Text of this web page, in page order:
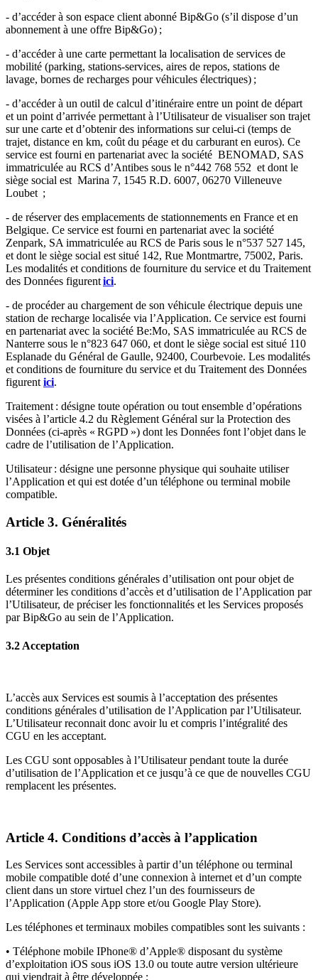
- d’accéder à son espace client abonné Bip&Go (s’il dispose d’un
abonnement à une offre Bip&Go) ;
- d’accéder à une carte permettant la localisation de services de
mobilité (parking, stations-services, aires de repos, stations de
lavage, bornes de recharges pour véhicules électriques) ;
- d’accéder à un outil de calcul d’itinéraire entre un point de départ
et un point d’arrivée permettant à l’Utilisateur de visualiser son trajet
sur une carte et d’obtenir des informations sur celui-ci (temps de
trajet, distance en km, coût du péage et du carburant en euros). Ce
service est fourni en partenariat avec la société BENOMAD, SAS
immatriculée au RCS d’Antibes sous le n°442 768 552 et dont le
siège social est Marina 7, 1545 R.D. 6007, 06270 Villeneuve
Loubet ;
- de réserver des emplacements de stationnements en France et en
Belgique. Ce service est fourni en partenariat avec la société
Zenpark, SA immatriculée au RCS de Paris sous le n°537 527 145,
et dont le siège social est situé 142, Rue Montmartre, 75002, Paris.
Les modalités et conditions de fourniture du service et du Traitement
des Données figurentici.
- de procéder au chargement de son véhicule électrique depuis une
station de recharge localisée via l’Application. Ce service est fourni
en partenariat avec la société Be:Mo, SAS immatriculée au RCS de
Nanterre sous le n°823 647 060, et dont le siège social est situé 110
Esplanade du Général de Gaulle, 92400, Courbevoie. Les modalités
et conditions de fourniture du service et du Traitement des Données
figurent ici.
Traitement : désigne toute opération ou tout ensemble d’opérations
visées à l’article 4.2 du Règlement Général sur la Protection des
Données (ci-après « RGPD ») dont les Données font l’objet dans le
cadre de l’utilisation de l’Application.
Utilisateur : désigne une personne physique qui souhaite utiliser
l’Application et qui est dotée d’un téléphone ou terminal mobile
compatible.
Article 3. Généralités
3.1 Objet
Les présentes conditions générales d’utilisation ont pour objet de
déterminer les conditions d’accès et d’utilisation de l’Application par
l’Utilisateur, de préciser les fonctionnalités et les Services proposés
par Bip&Go au sein de l’Application.
3.2 Acceptation
L’accès aux Services est soumis à l’acceptation des présentes
conditions générales d’utilisation de l’Application par l’Utilisateur.
L’Utilisateur reconnait donc avoir lu et compris l’intégralité des
CGU en les acceptant.
Les CGU sont opposables à l’Utilisateur pendant toute la durée
d’utilisation de l’Application et ce jusqu’à ce que de nouvelles CGU
remplacent les présentes.
Article 4. Conditions d’accès à l’application
Les Services sont accessibles à partir d’un téléphone ou terminal
mobile compatible doté d’une connexion à internet et d’un compte
client dans un store virtuel chez l’un des fournisseurs de
l’Application (Apple App store et/ou Google Play Store).
Les téléphones et terminaux mobiles compatibles sont les suivants :
• Téléphone mobile IPhone® d’Apple® disposant du système
d’exploitation iOS sous iOS 13.0 ou toute autre version ultérieure
qui viendrait à être développée ;